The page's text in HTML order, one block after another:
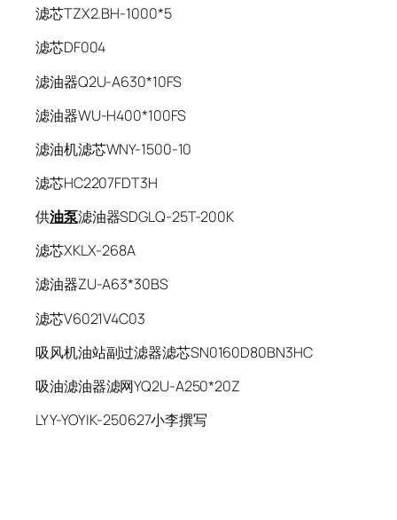
滤芯TZX2.BH-1000*5
滤芯DF004
滤油器Q2U-A630*10FS
滤油器WU-H400*100FS
滤油机滤芯WNY-1500-10
滤芯HC2207FDT3H
供油泵滤油器SDGLQ-25T-200K
滤芯XKLX-268A
滤油器ZU-A63*30BS
滤芯V6021V4C03
吸风机油站副过滤器滤芯SN0160D80BN3HC
吸油滤油器滤网YQ2U-A250*20Z
LYY-YOYIK-250627小李撰写